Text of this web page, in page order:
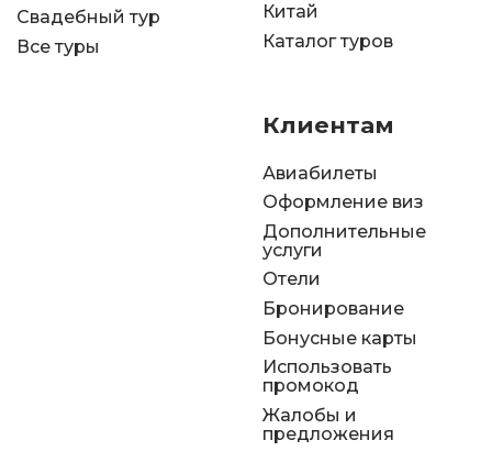
Свадебный тур
Все туры
Китай
Каталог туров
Клиентам
Авиабилеты
Оформление виз
Дополнительные
услуги
Отели
Бронирование
Бонусные карты
Использовать
промокод
Жалобы и
предложения